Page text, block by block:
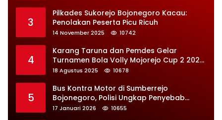
3
Pilkades Sukorejo Bojonegoro Kacau:
Penolakan Peserta Picu Ricuh
14 November 2025 10742
4
Karang Taruna dan Pemdes Gelar
Turnamen Bola Volly Mojorejo Cup 2 2025,
Diikuti 28 Tim
18 Agustus 2025 10678
5
Bus Kontra Motor di Sumberrejo
Bojonegoro, Polisi Ungkap Penyebab
Kecelakaan
17 Januari 2026 10655